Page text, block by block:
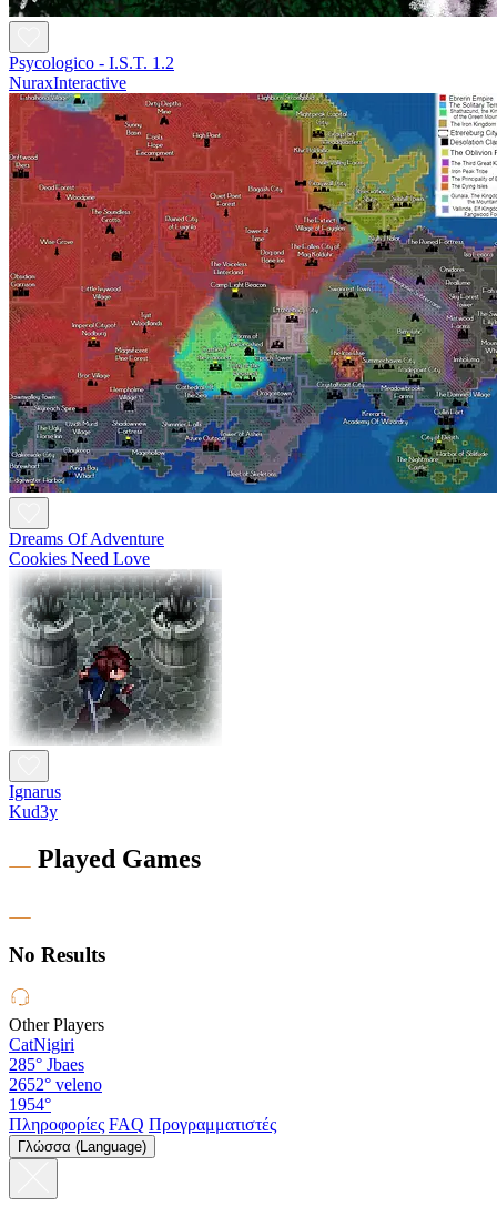
Psycologico - I.S.T. 1.2
NuraxInteractive
Dreams Of Adventure
Cookies Need Love
Ignarus
Kud3y
Played Games
No Results
Other Players
CatNigiri
285° Jbaes
2652° veleno
1954°
Πληροφορίες FAQ Προγραμματιστές
Γλώσσα (Language)